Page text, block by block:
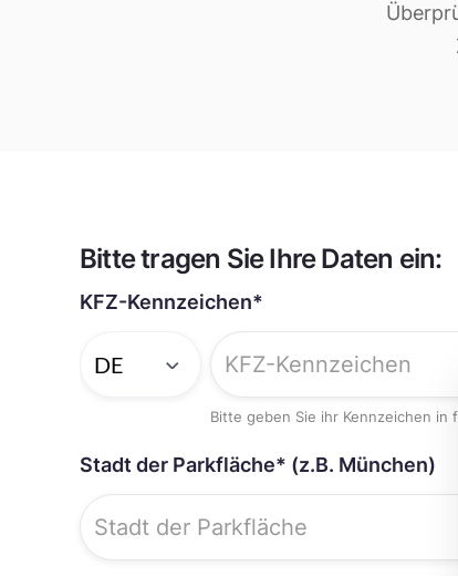
Bitte tragen Sie Ihre Daten ein:
KFZ-Kennzeichen*
Bitte geben Sie ihr Kennzeichen in
Stadt der Parkfläche* (z.B. München)